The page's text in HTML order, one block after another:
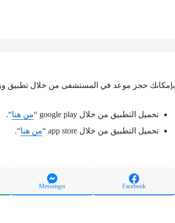
بإمكانك حجز موعد في المستشفى من خلال تطبيق
تحميل التطبيق من خلال google play “ من هنا“.
تحميل التطبيق من خلال app store “
من هنا“.
Facebook
Messenger